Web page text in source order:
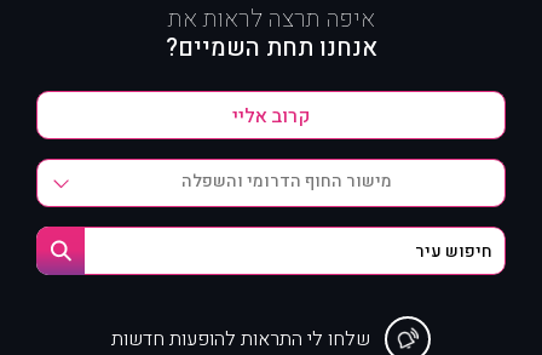
איפה תרצה לראות את
אנחנו תחת השמיים?
מישור החוף הדרומי והשפלה
שלחו לי התראות להופעות חדשות